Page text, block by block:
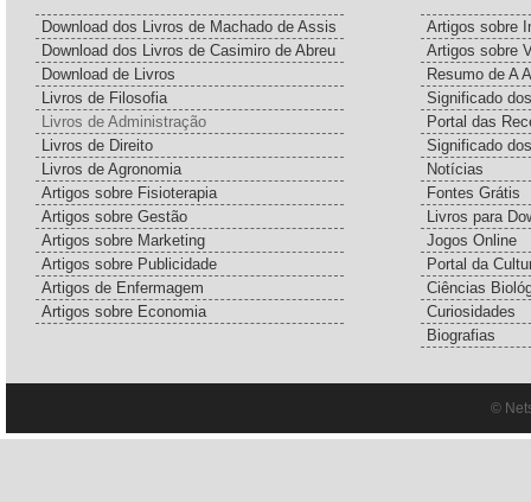
Download dos Livros de Machado de Assis
Download dos Livros de Casimiro de Abreu
Download de Livros
Livros de Filosofia
Livros de Administração
Livros de Direito
Livros de Agronomia
Artigos sobre Fisioterapia
Artigos sobre Gestão
Artigos sobre Marketing
Artigos sobre Publicidade
Artigos de Enfermagem
Artigos sobre Economia
Artigos sobre
Artigos sobre
Resumo de A
Significado
Portal das
Significado
Notícias
Fontes Grátis
Livros para
Jogos Online
Portal da
Ciências
Curiosidades
Biografias
©